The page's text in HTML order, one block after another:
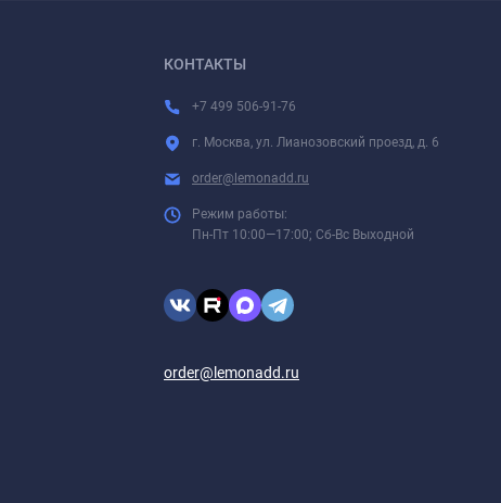
КОНТАКТЫ
+7 499 506-91-76
г. Москва, ул. Лианозовский проезд, д. 6
order@lemonadd.ru
Режим работы:
Пн-Пт 10:00—17:00; Сб-Вс Выходной
order@lemonadd.ru